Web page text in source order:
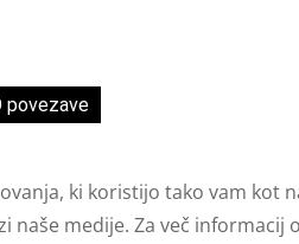
povezave
ki koristijo tako vam kot
naše medije. Za več